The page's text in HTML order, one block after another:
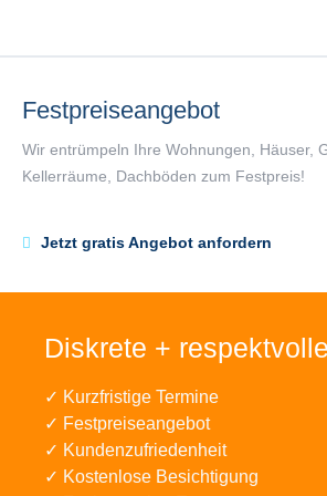
Festpreiseangebot
Wir entrümpeln Ihre Wohnungen, Häuser,
Kellerräume, Dachböden zum Festpreis!
Jetzt gratis Angebot anfordern
Diskrete + respektvolle
✓ Kurzfristige Termine
✓ Festpreiseangebot
✓ Kundenzufriedenheit
✓ Kostenlose Besichtigung